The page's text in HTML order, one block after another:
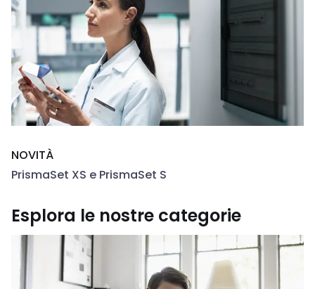
NOVITÀ
PrismaSet XS e PrismaSet S
Esplora le nostre categorie